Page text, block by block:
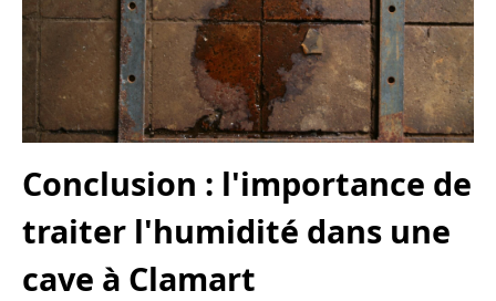
Conclusion : l'importance de
traiter l'humidité dans une
cave à Clamart